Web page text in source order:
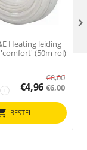
Heating leiding
(50m rol)
+
€8,00
€4,96 €6,00
BESTEL
